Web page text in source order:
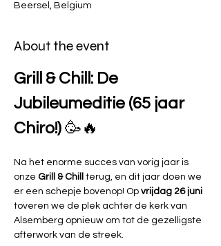
Beersel, Belgium
About the event
Grill & Chill: De
Jubileumeditie (65 jaar
Chiro!) 🥳🔥
Na het enorme succes van vorig jaar is
onze Grill & Chill
terug, en dit jaar doen we
er een schepje bovenop! Op vrijdag 26 juni
toveren we de plek achter de kerk van
Alsemberg opnieuw om tot de gezelligste
afterwork van de streek.